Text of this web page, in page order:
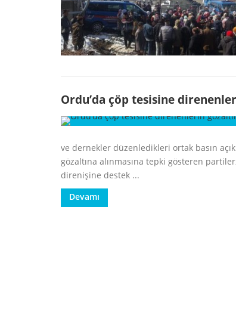
Ordu’da çöp tesisine
ve dernekler düzenledikleri ortak basın
gözaltına alınmasına tepki gösteren
direnişine destek ...
Devamı